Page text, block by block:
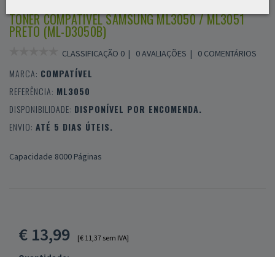
TONER COMPATÍVEL SAMSUNG ML3050 / ML3051
PRETO (ML-D3050B)
CLASSIFICAÇÃO 0 | 0 AVALIAÇÕES | 0 COMENTÁRIOS
MARCA: COMPATÍVEL
REFERÊNCIA: ML3050
DISPONIBILIDADE: DISPONÍVEL POR ENCOMENDA.
ENVIO: ATÉ 5 DIAS ÚTEIS.
Capacidade 8000 Páginas
€ 13,99 [€ 11,37 sem IVA]